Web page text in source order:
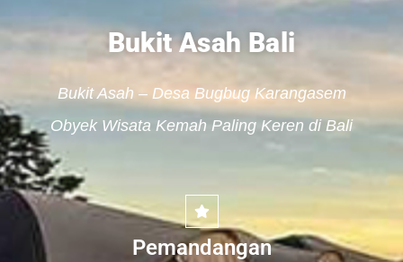
Bukit Asah Bali
Bukit Asah – Desa Bugbug Karangasem
Obyek Wisata Kemah Paling Keren di Bali
Pemandangan